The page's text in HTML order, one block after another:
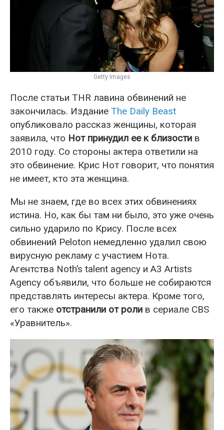
Getty Images
После статьи THR лавина обвинений не
закончилась. Издание The Daily Beast
опубликовало рассказ женщины, которая
заявила, что Нот принудил ее к близости в
2010 году. Со стороны актера ответили на
это обвинение. Крис Нот говорит, что понятия
не имеет, кто эта женщина.
Мы не знаем, где во всех этих обвинениях
истина. Но, как бы там ни было, это уже очень
сильно ударило по Крису. После всех
обвинений Peloton немедленно удалил свою
вирусную рекламу с участием Нота.
Агентства Noth’s talent agency и A3 Artists
Agency объявили, что больше не собираются
представлять интересы актера. Кроме того,
его также отстранили от роли в сериале CBS
«Уравнитель».